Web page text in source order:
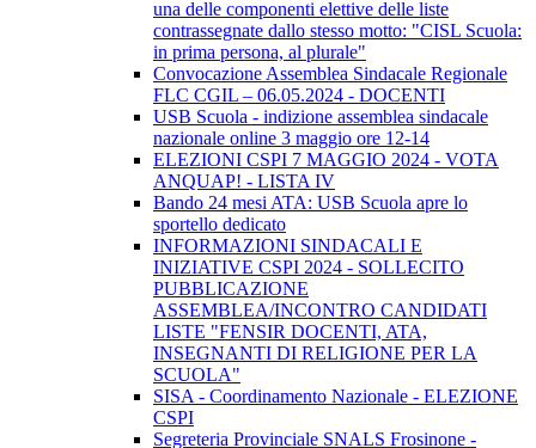
una delle componenti elettive delle liste
contrassegnate dallo stesso motto: "CISL Scuola:
in prima persona, al plurale"
Convocazione Assemblea Sindacale Regionale
FLC CGIL – 06.05.2024 - DOCENTI
USB Scuola - indizione assemblea sindacale
nazionale online 3 maggio ore 12-14
ELEZIONI CSPI 7 MAGGIO 2024 - VOTA
ANQUAP! - LISTA IV
Bando 24 mesi ATA: USB Scuola apre lo
sportello dedicato
INFORMAZIONI SINDACALI E
INIZIATIVE CSPI 2024 - SOLLECITO
PUBBLICAZIONE
ASSEMBLEA/INCONTRO CANDIDATI
LISTE "FENSIR DOCENTI, ATA,
INSEGNANTI DI RELIGIONE PER LA
SCUOLA"
SISA - Coordinamento Nazionale - ELEZIONE
CSPI
Segreteria Provinciale SNALS Frosinone -